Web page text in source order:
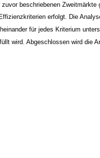
beschriebenen Zweitmärkte
erfolgt. Die
für jedes Kriterium
wird. Abgeschlossen wird die